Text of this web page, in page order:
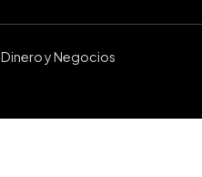
Dinero y Negocios